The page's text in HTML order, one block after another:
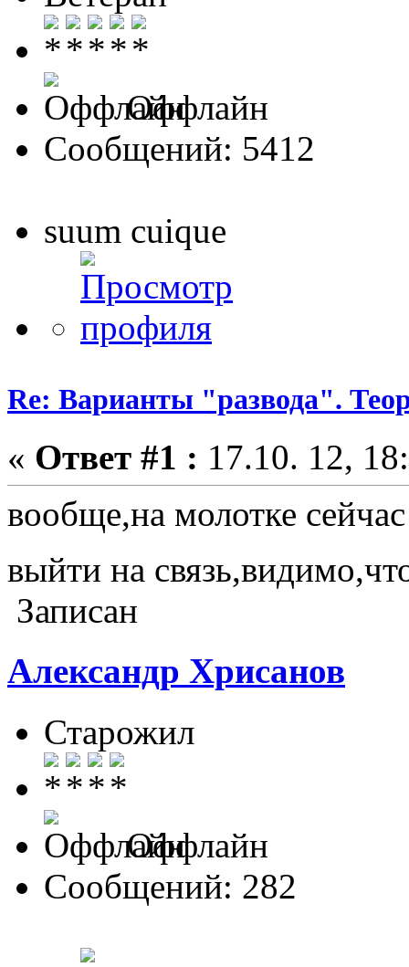
Оффлайн
Сообщений: 5412
suum cuique
Re: Варианты "развода".
« Ответ #1 : 17.10. 12,
вообще,на молотке
выйти на
Записан
Александр Хрисанов
Старожил
Оффлайн
Сообщений: 282